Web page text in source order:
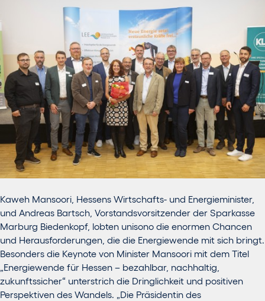
Kaweh Mansoori, Hessens Wirtschafts- und Energieminister,
und Andreas Bartsch, Vorstandsvorsitzender der Sparkasse
Marburg Biedenkopf, lobten unisono die enormen Chancen
und Herausforderungen, die die Energiewende mit sich bringt.
Besonders die Keynote von Minister Mansoori mit dem Titel
„Energiewende für Hessen – bezahlbar, nachhaltig,
zukunftssicher“ unterstrich die Dringlichkeit und positiven
Perspektiven des Wandels. „Die Präsidentin des